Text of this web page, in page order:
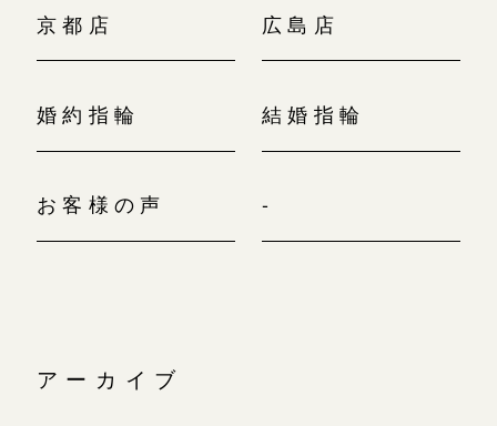
京都店 広島店
婚約指輪 結婚指輪
お客様の声 -
アーカイブ